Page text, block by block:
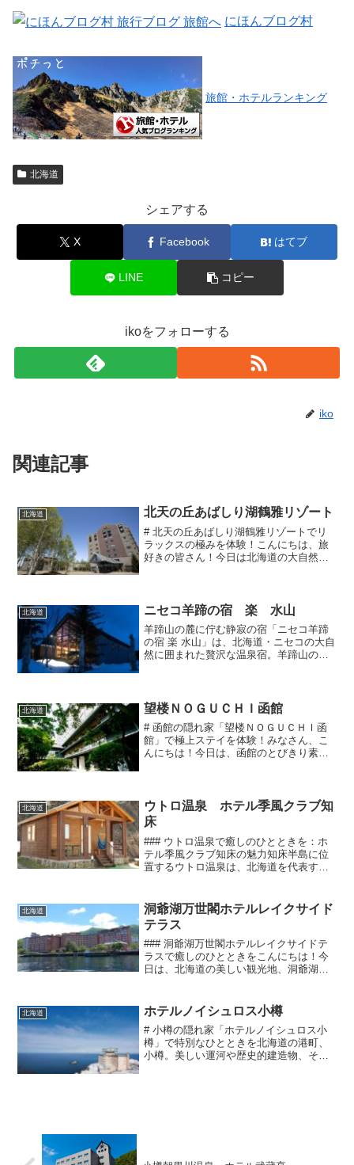
にほんブログ村
旅館・ホテルランキング
北海道
シェアする
X Facebook はてブ
LINE コピー
ikoをフォローする
iko
関連記事
北海道 北天の丘あばしり湖鶴雅リゾート
# 北天の丘あばしり湖鶴雅リゾートでリ
ラックスの極みを体験！こんにちは、旅
好きの皆さん！今日は北海道の大自然に
て、すでに高級感と...
北海道 ニセコ羊蹄の宿 楽 水山
羊蹄山の麓に佇む静寂の宿「ニセコ羊蹄
の宿 楽 水山」は、北海道・ニセコの大自
然に囲まれた贅沢な温泉宿。羊蹄山の絶
内館内は洗練された和...
北海道 望楼ＮＯＧＵＣＨＩ函館
# 函館の隠れ家「望楼ＮＯＧＵＣＨＩ函
館」で極上ステイを体験！みなさん、こ
んにちは！今日は、函館のとびきり素敵
いますよね。ええ、そう...
北海道
ウトロ温泉 ホテル季風クラブ知
床
### ウトロ温泉で癒しのひとときを：ホ
テル季風クラブ知床の魅力知床半島に位
置するウトロ温泉は、北海道を代表する
ます。そんなウトロ温泉の中でも、特に
注目したいのが「ホテ...
北海道
洞爺湖万世閣ホテルレイクサイド
テラス
### 洞爺湖万世閣ホテルレイクサイドテ
ラスで癒しのひとときをこんにちは！今
日は、北海道の美しい観光地、洞爺湖に
かなロケーションと心温まるおもてなし
が魅力のこのホテルは...
北海道 ホテルノイシュロス小樽
# 小樽の隠れ家「ホテルノイシュロス小
樽」で特別なひとときを北海道の港町、
小樽。美しい運河や歴史的建造物、そし